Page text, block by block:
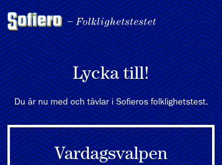
Lycka till!
Du är nu med och tävlar i Sofieros folklighetstest.
Vardagsvalpen